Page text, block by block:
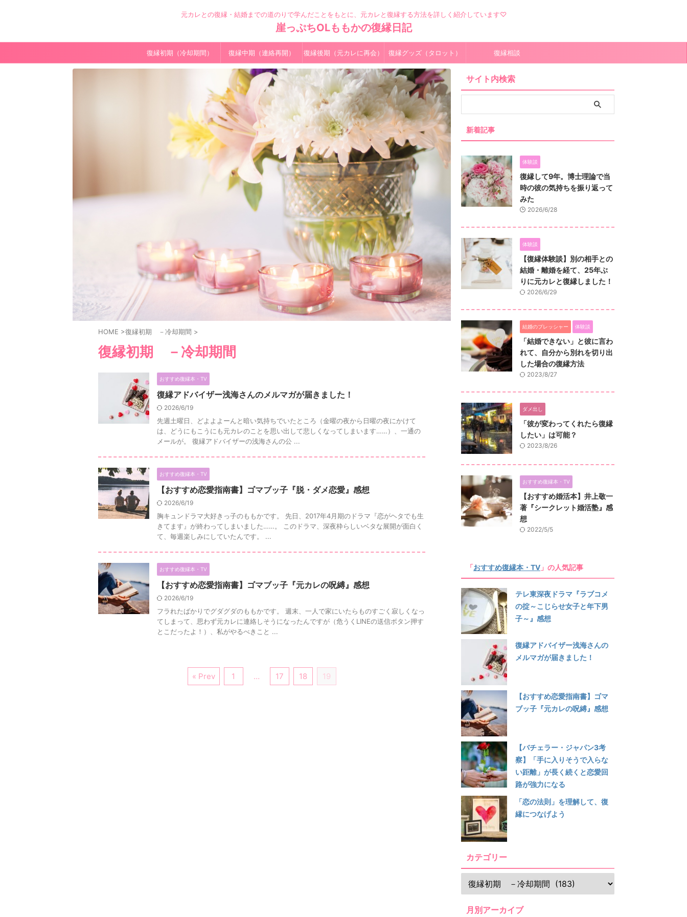
元カレとの復縁・結婚までの道のりで学んだことをもとに、元カレと復縁する方法を詳しく紹介しています♡
崖っぷちOLももかの復縁日記
復縁初期（冷却期間） 復縁中期（連絡再開） 復縁後期（元カレに再会） 復縁グッズ（タロット） 復縁相談
HOME >復縁初期 －冷却期間 >
復縁初期 －冷却期間
おすすめ復縁本・TV
復縁アドバイザー浅海さんのメルマガが届きました！
2026/6/19
先週土曜日、どよよよーんと暗い気持ちでいたところ（金曜の夜から日曜の夜にかけて
は、どうにもこうにも元カレのことを思い出して悲しくなってしまいます……）、一通の
メールが。 復縁アドバイザーの浅海さんの公 ...
おすすめ復縁本・TV
【おすすめ恋愛指南書】ゴマブッ子『脱・ダメ恋愛』感想
2026/6/19
胸キュンドラマ大好きっ子のももかです。 先日、2017年4月期のドラマ『恋がヘタでも生
きてます』が終わってしまいました……。 このドラマ、深夜枠らしいベタな展開が面白く
て、毎週楽しみにしていたんです。 ...
おすすめ復縁本・TV
【おすすめ恋愛指南書】ゴマブッ子『元カレの呪縛』感想
2026/6/19
フラれたばかりでグダグダのももかです。 週末、一人で家にいたらものすごく寂しくなっ
てしまって、思わず元カレに連絡しそうになったんですが（危うくLINEの送信ボタン押す
とこだったよ！）、私がやるべきこと ...
« Prev 1 … 17 18 19
サイト内検索
新着記事
体験談
復縁して9年。博士理論で当
時の彼の気持ちを振り返って
みた
2026/6/28
体験談
【復縁体験談】別の相手との
結婚・離婚を経て、25年ぶ
りに元カレと復縁しました！
2026/6/29
結婚のプレッシャー 体験談
「結婚できない」と彼に言わ
れて、自分から別れを切り出
した場合の復縁方法
2023/8/27
ダメ出し
「彼が変わってくれたら復縁
したい」は可能？
2023/8/26
おすすめ復縁本・TV
【おすすめ婚活本】井上敬一
著『シークレット婚活塾』感
想
2022/5/5
「おすすめ復縁本・TV 」の人気記事
テレ東深夜ドラマ『ラブコメ
の掟～こじらせ女子と年下男
子～』感想
復縁アドバイザー浅海さんの
メルマガが届きました！
【おすすめ恋愛指南書】ゴマ
ブッ子『元カレの呪縛』感想
【バチェラー・ジャパン3考
察】「手に入りそうで入らな
い距離」が長く続くと恋愛回
路が強力になる
「恋の法則」を理解して、復
縁につなげよう
カテゴリー
月別アーカイブ